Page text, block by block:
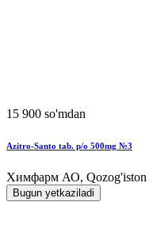
15 900 so'mdan
Azitro-Santo tab. p/o 500mg №3
Химфарм АО, Qozog'iston
Bugun yetkaziladi